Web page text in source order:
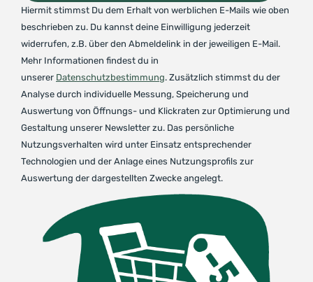
Hiermit stimmst Du dem Erhalt von werblichen E-Mails wie oben
beschrieben zu. Du kannst deine Einwilligung jederzeit
widerrufen, z.B. über den Abmeldelink in der jeweiligen E-Mail.
Mehr Informationen findest du in
unserer Datenschutzbestimmung. Zusätzlich stimmst du der
Analyse durch individuelle Messung, Speicherung und
Auswertung von Öffnungs- und Klickraten zur Optimierung und
Gestaltung unserer Newsletter zu. Das persönliche
Nutzungsverhalten wird unter Einsatz entsprechender
Technologien und der Anlage eines Nutzungsprofils zur
Auswertung der dargestellten Zwecke angelegt.